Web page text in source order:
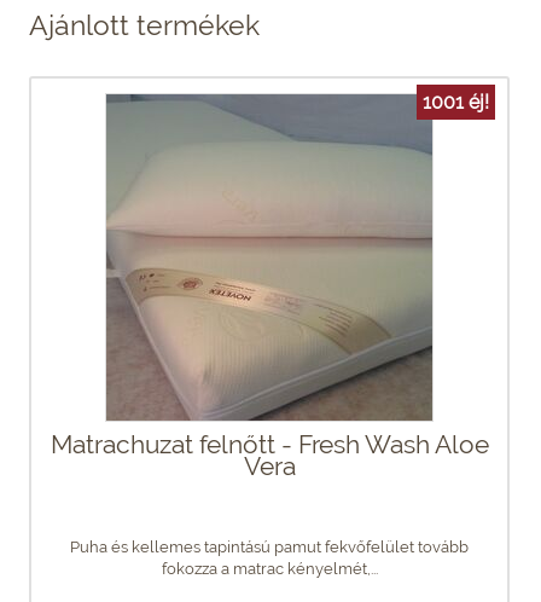
Ajánlott termékek
1001 éj!
Matrachuzat felnőtt - Fresh Wash Aloe
Vera
Puha és kellemes tapintású pamut fekvőfelület tovább
fokozza a matrac kényelmét,...